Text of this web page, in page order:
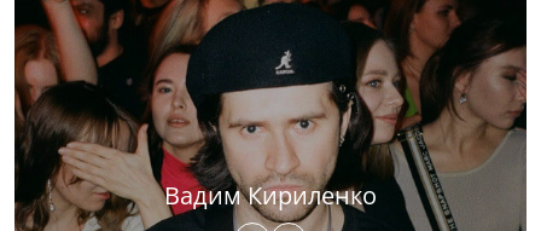
Вадим Кириленко